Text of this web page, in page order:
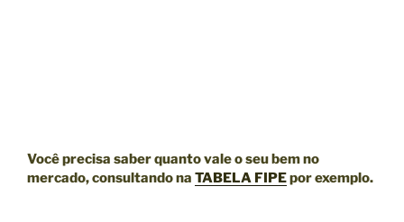
Você precisa saber quanto vale o seu bem no
mercado, consultando na TABELA FIPEpor exemplo.